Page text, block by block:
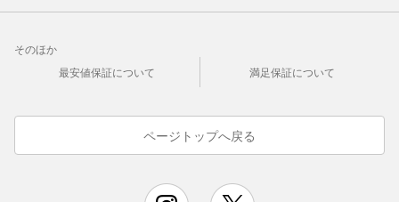
そのほか
最安値保証について
満足保証について
ページトップへ戻る